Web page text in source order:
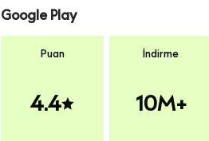
Google Play
Puan
4.4
İndirme
10M+